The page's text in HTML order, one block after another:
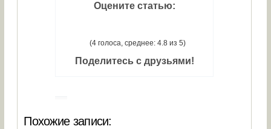
Оцените статью:
(4 голоса, среднее: 4.8 из 5)
Поделитесь с друзьями!
Похожие записи: